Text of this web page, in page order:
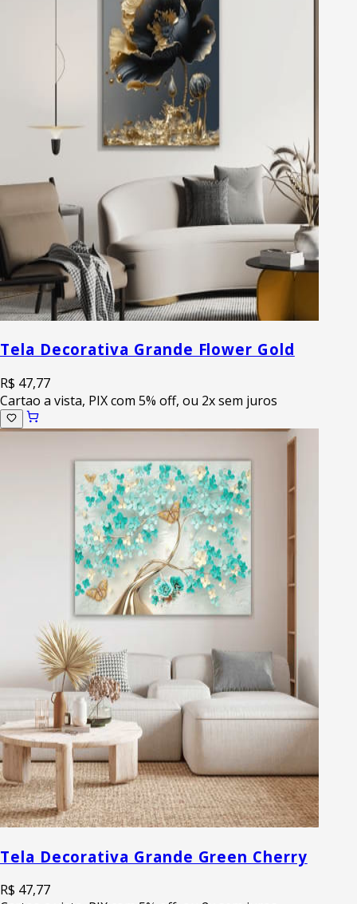
Tela Decorativa Grande Flower Gold
R$ 47,77
Cartao a vista, PIX com 5% off, ou 2x sem juros
Tela Decorativa Grande Green Cherry
R$ 47,77